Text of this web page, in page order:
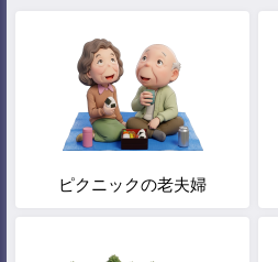
ピクニックの老夫婦